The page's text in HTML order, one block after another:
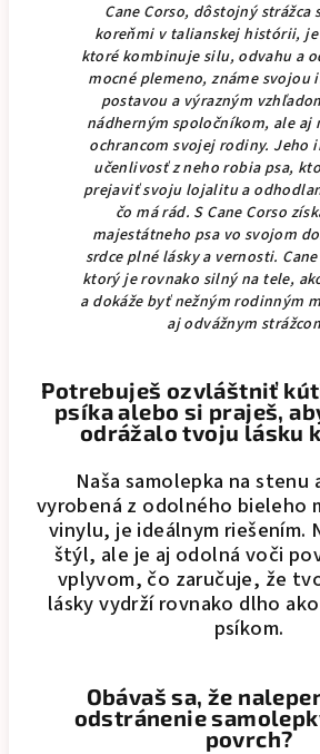
Cane Corso, dôstojný strážca
koreňmi v talianskej histórii,
ktoré kombinuje silu, odvahu a
mocné plemeno, známe svojou
postavou a výrazným
nádherným spoločníkom, ale aj
ochrancom svojej rodiny. Jeho
učenlivosť z neho robia psa,
prejaviť svoju lojalitu a
čo má rád. S Cane Corso
majestátneho psa vo svojom
srdce plné lásky a vernosti.
ktorý je rovnako silný na tele,
a dokáže byť nežným rodinným
aj odvážnym
Potrebuješ ozvláštniť
psíka alebo si praješ,
odrážalo tvoju lásku
Naša samolepka na
vyrobená z odolného bieleho
vinylu, je ideálnym riešením.
štýl, ale je aj odolná voči
vplyvom, čo zaručuje, že
lásky vydrží rovnako dlho
psíkom.
Obávaš sa, že
odstránenie
povrch?